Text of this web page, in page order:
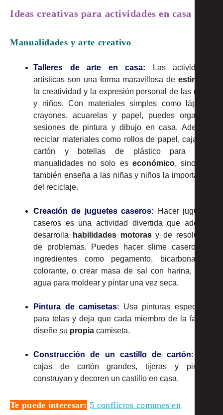
Ideas creativas para actividades en casa
Manualidades y arte creativo
Talleres de arte en casa:
Las actividades
artísticas son una forma maravillosa de estimular
la creatividad y la expresión personal de las niñas
y niños. Con materiales simples como lápices,
crayones, acuarelas y papel, puedes organizar
sesiones de pintura y dibujo en casa. Además,
reciclar materiales como rollos de papel, cajas de
cartón y botellas de plástico para crear
manualidades no solo es económico, sino que
también enseña a las niñas y niños la importancia
del reciclaje.
Creación de juguetes caseros: Hacer juguetes
caseros es una actividad divertida que además
desarrolla
habilidades motorasy de resolución
de problemas. Puedes hacer slime casero con
ingredientes como pegamento, bicarbonato y
colorante, o crear masa de sal con harina, sal y
agua para moldear y pintar una vez seca.
Pintura de camisetas: Usa pinturas especiales
para telas y deja que cada miembro de la familia
diseñe su propia camiseta.
Construcción de un castillo de cartón:
cajas de cartón grandes, tijeras y pintura,
construyan y decoren un castillo en casa.
Te puede interesar: 5 conflictos comunes en